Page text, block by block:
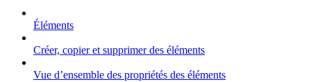
Éléments
Créer, copier et supprimer des éléments
Vue d’ensemble des propriétés des éléments